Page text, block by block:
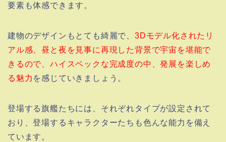
要素も体感できます。
建物のデザインもとても綺麗で、3Dモデル化されたリ
アル感、昼と夜を見事に再現した背景で宇宙を堪能で
きるので、ハイスペックな完成度の中、発展を楽しめ
る魅力 を感じていきましょう。
登場する旗艦たちには、それぞれタイプが設定されて
おり、登場するキャラクターたちも色んな能力を備え
ています。